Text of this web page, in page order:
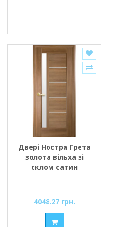
Двері Ностра Грета
золота вільха зі
склом сатин
4048.27 грн.